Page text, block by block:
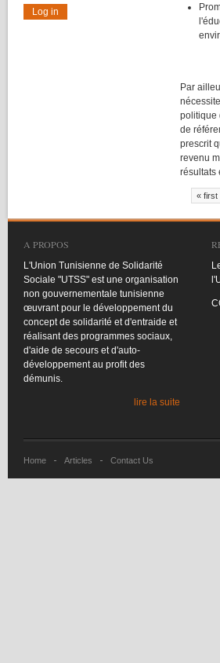
Par
politique
de
prescrit
revenu
résultats
Pages
« first
A PROPOS
L'Union Tunisienne de Solidarité
Sociale "UTSS" est une organisation
non gouvernementale tunisienne
œuvrantpour le développementdu
concept de solidarité etd'entraide et
réalisantdes programmes sociaux,
d'aide de secours etd'auto-
développementau profit des
démunis.
lire la suite
Home Articles Contact Us